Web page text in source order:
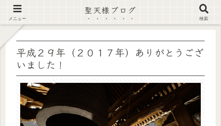
【注意喚起】偽サイト及び偽情報に注意 ▶確認する◀
平成２９年（２０１７年）ありがとうござ
いました！
メニュー
聖天様ブログ
検索